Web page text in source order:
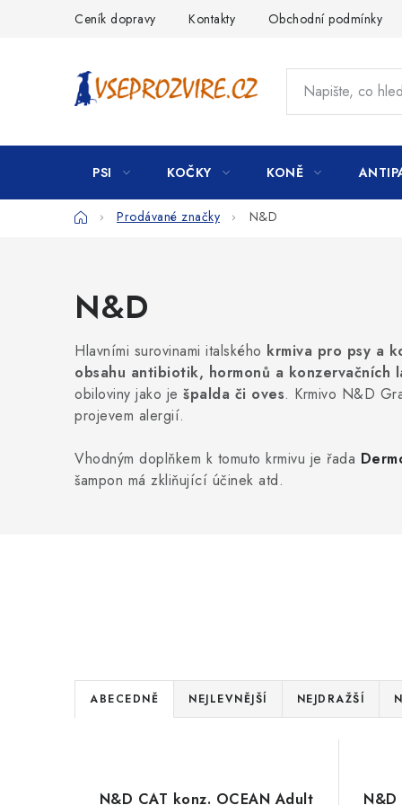
Ceník dopravy Kontakty Obchodní podmínky
PSI KOČKY KONĚ
DomůProdávané značky N&D
N&D
Hlavními surovinami italského krmiva pro psy a
obsahu antibiotik, hormonů a konzervačních
obiloviny jako je špalda či oves. Krmivo N&D
projevem alergií.
Vhodným doplňkem k tomuto krmivu je řada
šampon má zkliňující účinek atd.
Ř
a
ABECEDNĚ NEJLEVNĚJŠÍ NEJDRAŽŠÍ
N&D CAT konz. OCEAN Adult
N&D